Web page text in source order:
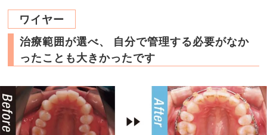
ワイヤー
治療範囲が選べ、 自分で管理する必要がなか
ったことも大きかったです